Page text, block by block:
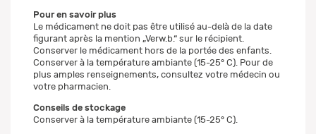
Pour en savoir plus
Le médicament ne doit pas être utilisé au-delà de la date
figurant après la mention „Verw.b.“ sur le récipient.
Conserver le médicament hors de la portée des enfants.
Conserver à la température ambiante (15-25° C). Pour de
plus amples renseignements, consultez votre médecin ou
votre pharmacien.
Conseils de stockage
Conserver à la température ambiante (15-25° C).